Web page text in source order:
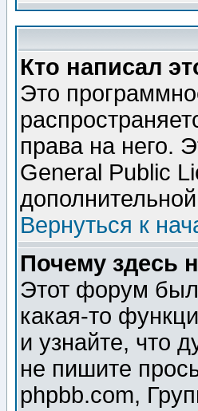
Кто написал
Это
права на него.
General Public
Вернуться к
Почему здесь
Этот форум
какая-то
и узнайте, что
не пишите
phpbb.com,